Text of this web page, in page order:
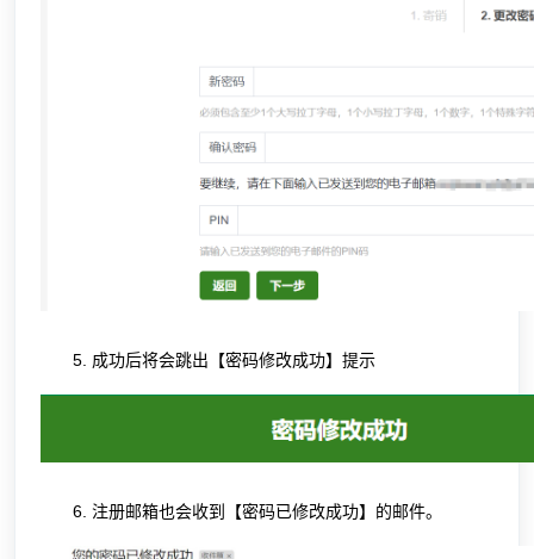
成功后将会跳出【密码修改成功】提示
注册邮箱也会收到【密码已修改成功】的邮件。